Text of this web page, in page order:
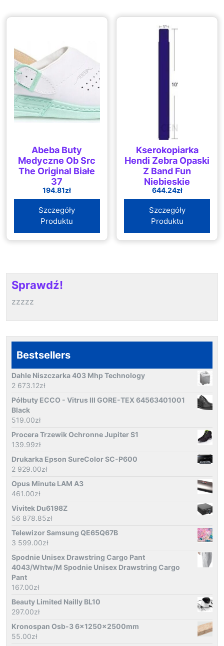
Abeba Buty
Medyczne Ob Src
The Original Białe
37
194.81zł
Szczegóły
Produktu
Kserokopiarka
Hendi Zebra Opaski
Z Band Fun
Niebieskie
25X254mm
644.24zł
Szczegóły
Produktu
Sprawdź!
zzzzz
Bestsellers
Dahle Niszczarka 403 Mhp Technology
2 673.12zł
Półbuty ECCO - Vitrus III GORE-TEX 64563401001
Black
519.00zł
Procera Trzewik Ochronne Jupiter S1
139.99zł
Drukarka Epson SureColor SC-P600
2 929.00zł
Opus Minute LAM A3
461.00zł
Vivitek Du6198Z
56 878.85zł
Telewizor Samsung QE65Q67B
3 599.00zł
Spodnie Unisex Drawstring Cargo Pant
4043/Whtw/M Spodnie Unisex Drawstring Cargo
Pant
167.00zł
Beauty Limited Nailly BL10
297.00zł
Kronospan Osb-3 6x1250x2500mm
55.00zł